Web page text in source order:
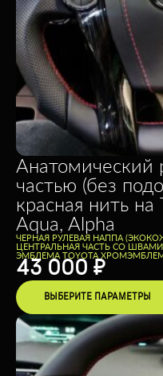
Анатомический
частью (без
красная нить на
Aqua, Alpha
ЧЕРНАЯ РУЛЕВАЯ НАППА
ЦЕНТРАЛЬНАЯ ЧАСТЬ СО ШВАМИ
ЭМБЛЕМА TOYOTA ХРОМ
43 000 ₽
ВЫБЕРИТЕ ПАРАМЕТРЫ